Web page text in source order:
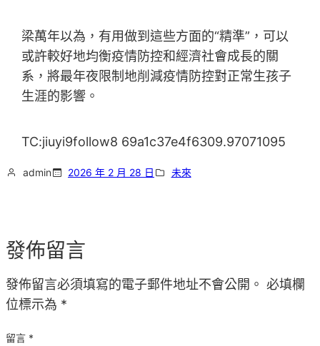
梁萬年以為，有用做到這些方面的“精準”，可以
或許較好地均衡疫情防控和經濟社會成長的關
系，將最年夜限制地削減疫情防控對正常生孩子
生涯的影響。
TC:jiuyi9follow8 69a1c37e4f6309.97071095
admin 2026 年 2 月 28 日 未來
發佈留言
發佈留言必須填寫的電子郵件地址不會公開。 必填欄
位標示為 *
留言 *